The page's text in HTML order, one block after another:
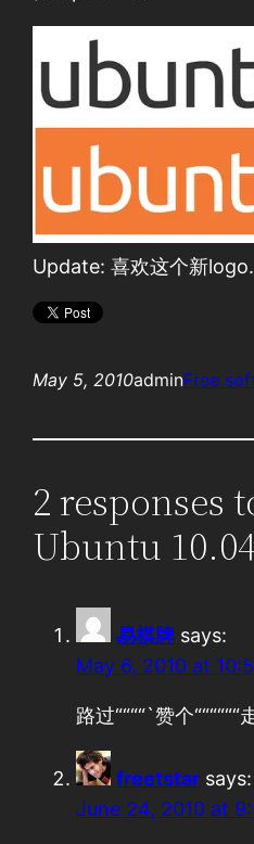
Update: 喜欢这个新logo.
May 5, 2010adminFree
2 responses
Ubuntu
易棋牌 says:
May 6, 2010 at
路过““““`赞个““““““
freetstar says:
June 24, 2010 at